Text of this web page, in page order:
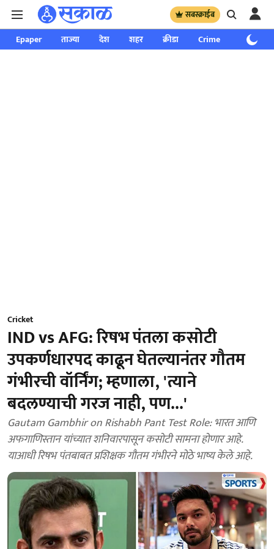
सबस्क्राईब
Epaper ताज्या देश शहर क्रीडा Crime साप्ताहिक
Cricket
IND vs AFG: रिषभ पंतला कसोटी
उपकर्णधारपद काढून घेतल्यानंतर गौतम
गंभीरची वॉर्निंग; म्हणाला, 'त्याने
बदलण्याची गरज नाही, पण...'
Gautam Gambhir on Rishabh Pant Test Role: भारत आणि
अफगाणिस्तान यांच्यात शनिवारपासून कसोटी सामना होणार आहे.
याआधी रिषभ पंतबाबत प्रशिक्षक गौतम गंभीरने मोठे भाष्य केले आहे.